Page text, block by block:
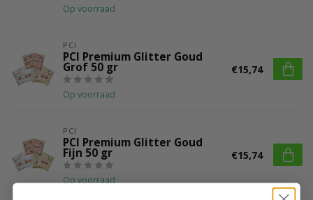
Op voorraad
PCI
PCI Premium Glitter Goud
Grof 50 gr
Op voorraad
€15,74
PCI
PCI Premium Glitter Goud
Fijn 50 gr
Op voorraad
€15,74